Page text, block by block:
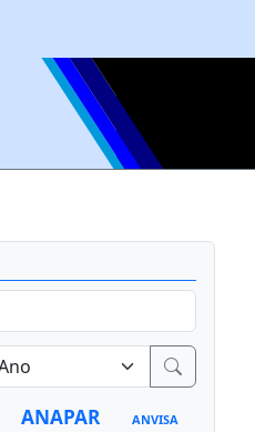
ANAPAR ANVISA